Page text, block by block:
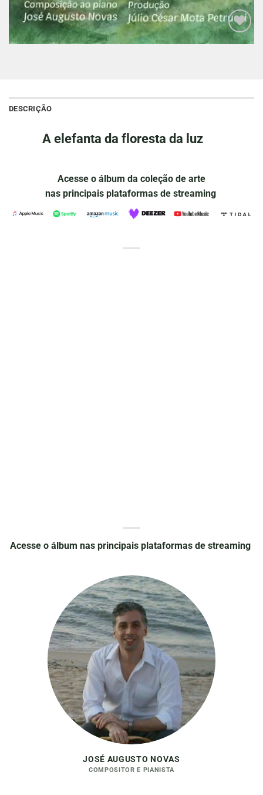
Adicionar
DESCRIÇÃO
A elefanta da floresta da luz
Acesse o álbum da coleção de arte
nas principais plataformas de streaming
Acesse o álbum nas principais plataformas de streaming
JOSÉ AUGUSTO NOVAS
COMPOSITOR E PIANISTA